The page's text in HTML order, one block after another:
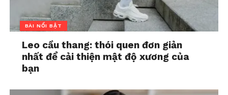
BÀI NỔI BẬT
Leo cầu thang: thói quen đơn giản
nhất để cải thiện mật độ xương của
bạn